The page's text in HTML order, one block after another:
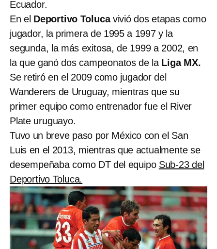
Ecuador.
En el Deportivo Tolucavivió dos etapas como
jugador, la primera de 1995 a 1997 y la
segunda, la más exitosa, de 1999 a 2002, en
la que ganó dos campeonatos de la Liga MX.
Se retiró en el 2009 como jugador del
Wanderers de Uruguay, mientras que su
primer equipo como entrenador fue el River
Plate uruguayo.
Tuvo un breve paso por México con el San
Luis en el 2013, mientras que actualmente se
desempeñaba como DT del equipo Sub-23 del
Deportivo Toluca.